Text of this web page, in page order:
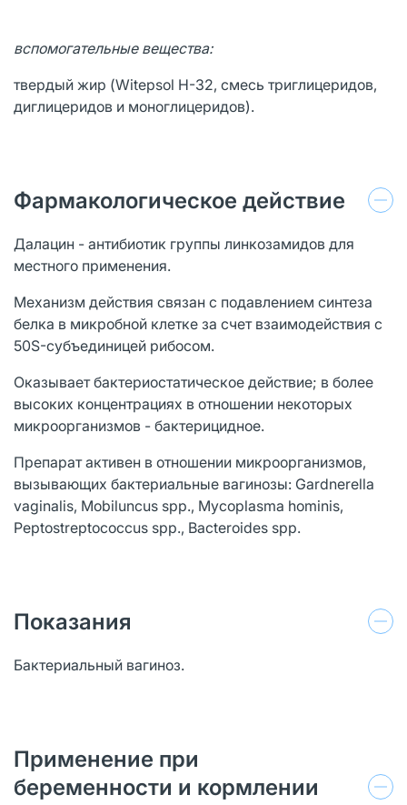
вспомогательные вещества:
твердый жир (Witepsol H-32, смесь триглицеридов,
диглицеридов и моноглицеридов).
Фармакологическое действие
Далацин - антибиотик группы линкозамидов для
местного применения.
Механизм действия связан с подавлением синтеза
белка в микробной клетке за счет взаимодействия с
50S-субъединицей рибосом.
Оказывает бактериостатическое действие; в более
высоких концентрациях в отношении некоторых
микроорганизмов - бактерицидное.
Препарат активен в отношении микроорганизмов,
вызывающих бактериальные вагинозы: Gardnerella
vaginalis, Mobiluncus spp., Mycoplasma hominis,
Peptostreptococcus spp., Bacteroides spp.
Показания
Бактериальный вагиноз.
Применение при
беременности и кормлении